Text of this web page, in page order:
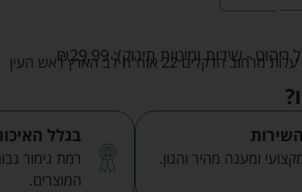
ריהוט - שידות ומיטות תינוק): ₪29.99 הדקלים 22 אזה"ת לב הארץ ראש העין
ומענה מהיר והגון.
בגלל
רמת גימור
המוצרים.